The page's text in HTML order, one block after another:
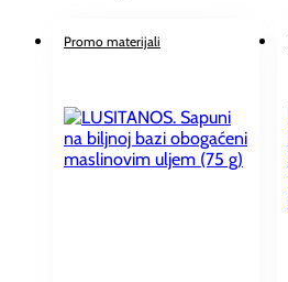
Promo materijali